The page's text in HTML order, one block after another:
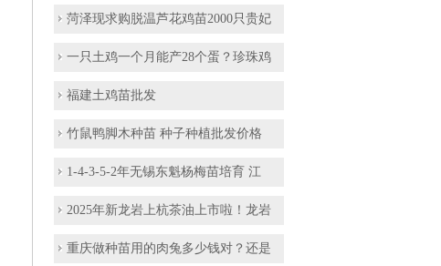
菏泽现求购脱温芦花鸡苗2000只贵妃
一只土鸡一个月能产28个蛋？珍珠鸡
福建土鸡苗批发
竹鼠鸭脚木种苗 种子种植批发价格
1-4-3-5-2年无锡东魁杨梅苗培育 江
2025年新龙岩上杭茶油上市啦！龙岩
重庆做种苗用的肉兔多少钱对？还是